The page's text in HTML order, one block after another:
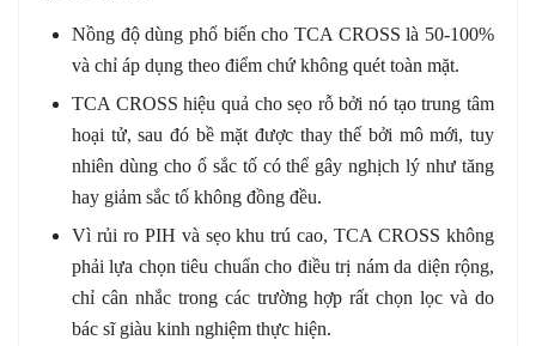
Nồng độ dùng phổ biến cho TCA CROSS là 50-100%
và chỉ áp dụng theo điểm chứ không quét toàn mặt.
TCA CROSS hiệu quả cho sẹo rỗ bởi nó tạo trung tâm
hoại tử, sau đó bề mặt được thay thế bởi mô mới, tuy
nhiên dùng cho ổ sắc tố có thể gây nghịch lý như tăng
hay giảm sắc tố không đồng đều.
Vì rủi ro PIH và sẹo khu trú cao, TCA CROSS không
phải lựa chọn tiêu chuẩn cho điều trị nám da diện rộng,
chỉ cân nhắc trong các trường hợp rất chọn lọc và do
bác sĩ giàu kinh nghiệm thực hiện.